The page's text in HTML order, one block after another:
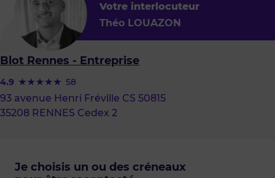
Votre interlocuteur
Théo LOUAZON
Blot Rennes - Entreprise
4.9 58
93 avenue Henri Fréville CS 50815
35208 RENNES Cedex 2
Je choisis un ou des créneaux